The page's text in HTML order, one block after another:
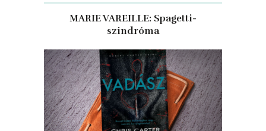
MARIE VAREILLE: Spagetti-
szindróma